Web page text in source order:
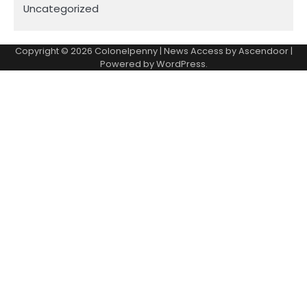
Uncategorized
Copyright © 2026 Colonelpenny| News Access byAscendoor|
Powered byWordPress.